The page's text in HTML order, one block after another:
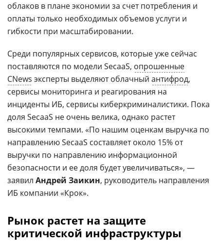
облаков в плане экономии за счет потребления и
оплаты только необходимых объемов услуги и
гибкости при масштабировании.
Среди популярных сервисов, которые уже сейчас
поставляются по модели SecaaS, опрошенные
CNews эксперты выделяют облачный антифрод,
сервисы мониторинга и реагирования на
инциденты ИБ, сервисы киберкриминалистики. Пока
доля SecaaS не очень велика, однако растет
высокими темпами. «По нашим оценкам выручка по
направлению SecaaS составляет около 15% от
выручки по направлению информационной
безопасности и ее доля будет увеличиваться», —
заявил Андрей Заикин, руководитель направления
ИБ компании «Крок».
Рынок растет на защите
критической инфраструктуры